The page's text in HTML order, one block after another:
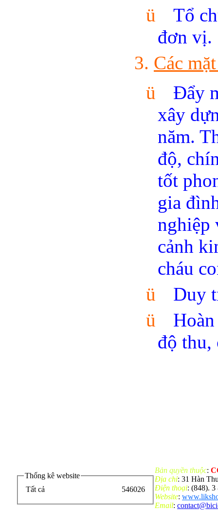
ü
Tổ
đơn vị.
Các
ü
Đẩy
xây
năm.
độ,
tốt
gia
nghiệp
cảnh
cháu
ü
Duy
ü
độ thu,
Thống kê website
Tất cả
546026
Bản quyền thuộc:
Địa chỉ: 31 Hàn
Điện thoại: (848).
Website:
Email: